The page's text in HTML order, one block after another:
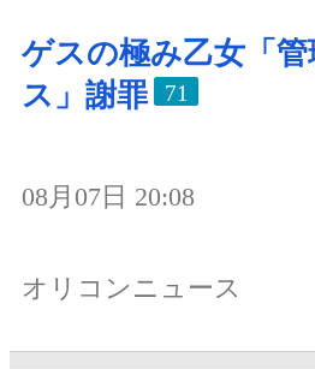
ゲスの極み乙女「管
ス」謝罪
71
08月07日 20:08
オリコンニュース